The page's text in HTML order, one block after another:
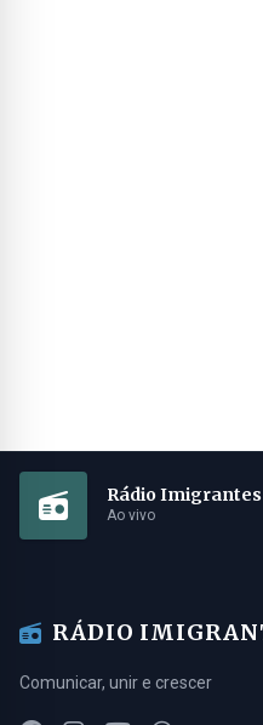
Rádio Imigrantes
Ao vivo
RÁDIO
Comunicar, unir e crescer